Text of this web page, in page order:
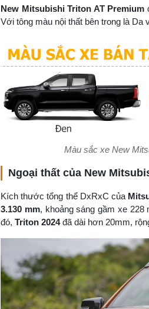
New Mitsubishi Triton AT Premium
Với tông màu nội thất bên trong là Da
Màu sắc xe New
Ngoại thất của New
Kích thước tổng thể DxRxC của
3.130 mm, khoảng sáng gầm xe 228
đó, Triton 2024đã dài hơn 20mm,